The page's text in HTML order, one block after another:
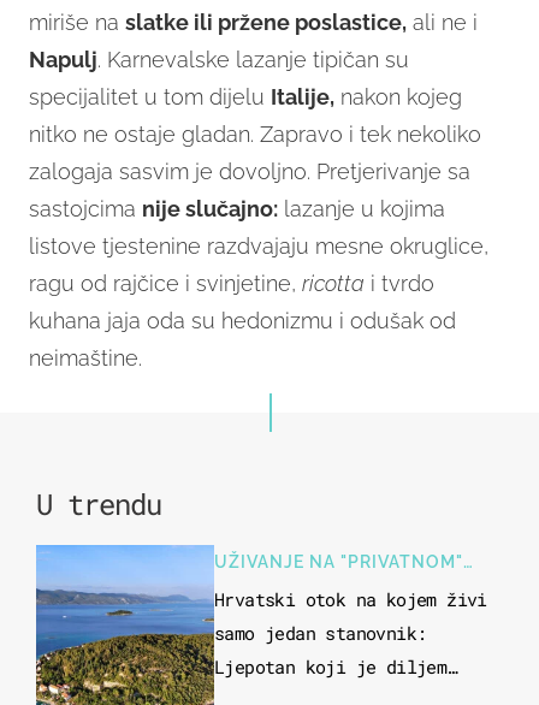
miriše na slatke ili pržene poslastice, ali ne i
Napulj. Karnevalske lazanje tipičan su
specijalitet u tom dijelu Italije, nakon kojeg
nitko ne ostaje gladan. Zapravo i tek nekoliko
zalogaja sasvim je dovoljno. Pretjerivanje sa
sastojcima nije slučajno: lazanje u kojima
listove tjestenine razdvajaju mesne okruglice,
ragu od rajčice i svinjetine, ricotta i tvrdo
kuhana jaja oda su hedonizmu i odušak od
neimaštine.
U trendu
UŽIVANJE NA "PRIVATNOM"
OTOKU
Hrvatski otok na kojem živi
samo jedan stanovnik:
Ljepotan koji je diljem